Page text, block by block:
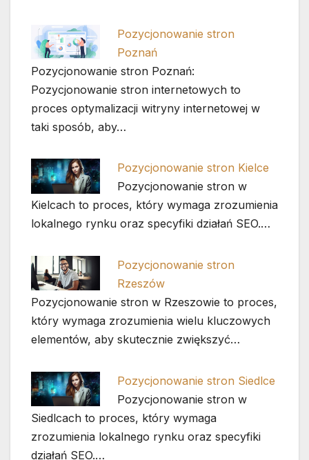
Pozycjonowanie stron
Poznań
Pozycjonowanie stron Poznań:
Pozycjonowanie stron internetowych to
proces optymalizacji witryny internetowej w
taki sposób, aby…
Pozycjonowanie stron Kielce
Pozycjonowanie stron w
Kielcach to proces, który wymaga zrozumienia
lokalnego rynku oraz specyfiki działań SEO.…
Pozycjonowanie stron
Rzeszów
Pozycjonowanie stron w Rzeszowie to proces,
który wymaga zrozumienia wielu kluczowych
elementów, aby skutecznie zwiększyć…
Pozycjonowanie stron Siedlce
Pozycjonowanie stron w
Siedlcach to proces, który wymaga
zrozumienia lokalnego rynku oraz specyfiki
działań SEO.…